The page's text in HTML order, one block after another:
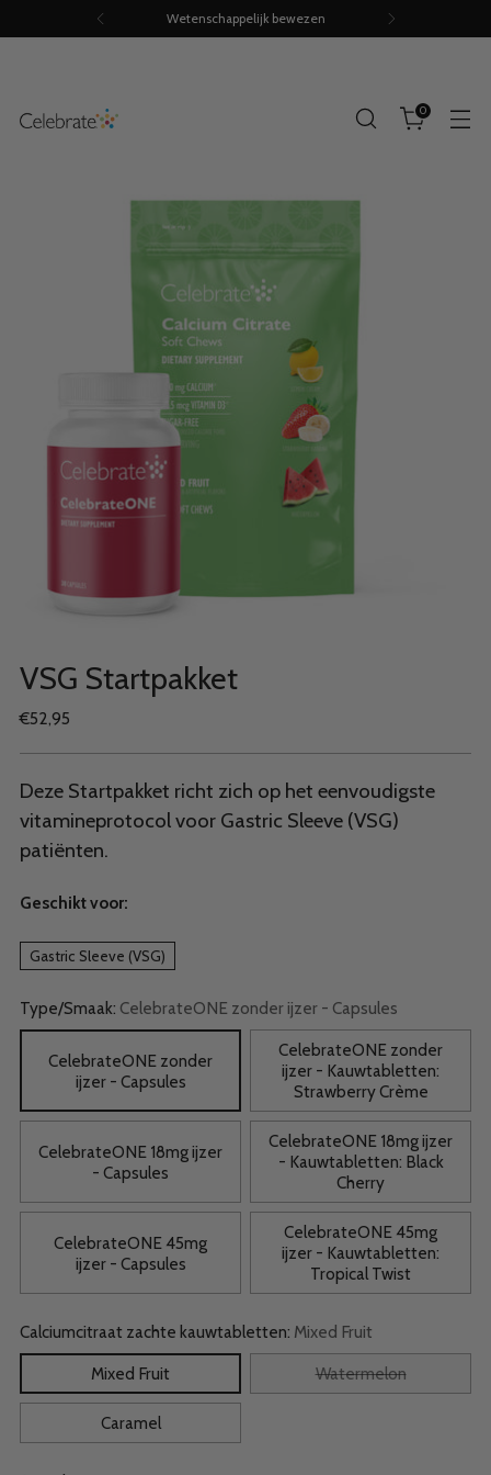
Wetenschappelijk bewezen
0
VSG Startpakket
Normale
€52,95
Deze Startpakket richt zich op het eenvoudigste
vitamineprotocol voor Gastric Sleeve (VSG)
patiënten.
Geschikt voor:
Gastric Sleeve (VSG)
Type/Smaak: CelebrateONE zonder ijzer - Capsules
CelebrateONE zonder
ijzer - Capsules
CelebrateONE zonder
ijzer - Kauwtabletten:
Strawberry Crème
CelebrateONE 18mg ijzer
- Capsules
CelebrateONE 18mg ijzer
- Kauwtabletten: Black
Cherry
CelebrateONE 45mg
ijzer - Capsules
CelebrateONE 45mg
ijzer - Kauwtabletten:
Tropical Twist
Calciumcitraat zachte kauwtabletten: Mixed Fruit
Mixed Fruit
Watermelon
Caramel